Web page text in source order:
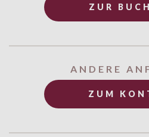
ZUR
ANDERE
ZUM